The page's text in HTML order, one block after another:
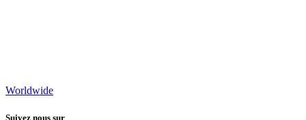
Worldwide
Suivez nous sur